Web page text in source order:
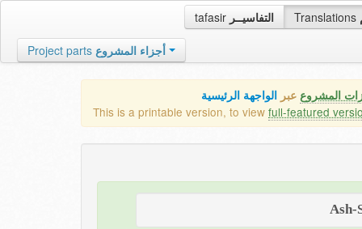
tafasir التفاسيــر Translations
Project parts أجزاء المشروع
المشروع عبر الواجهة الرئيسية
This is a printable version, to view full-featured